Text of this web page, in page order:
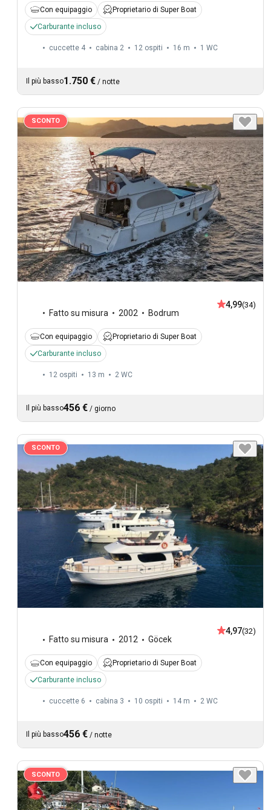
Con equipaggio
Proprietario di Super Boat
Carburante incluso
cuccette 4 cabina 2 12 ospiti 16 m 1 WC
Il più basso1.750 € / notte
SCONTO
Fatto su misura 2002 Bodrum
4,99(34)
Con equipaggio
Proprietario di Super Boat
Carburante incluso
12 ospiti 13 m 2 WC
Il più basso456 € / giorno
SCONTO
Fatto su misura 2012 Göcek
4,97(32)
Con equipaggio
Proprietario di Super Boat
Carburante incluso
cuccette 6 cabina 3 10 ospiti 14 m 2 WC
Il più basso456 € / notte
SCONTO